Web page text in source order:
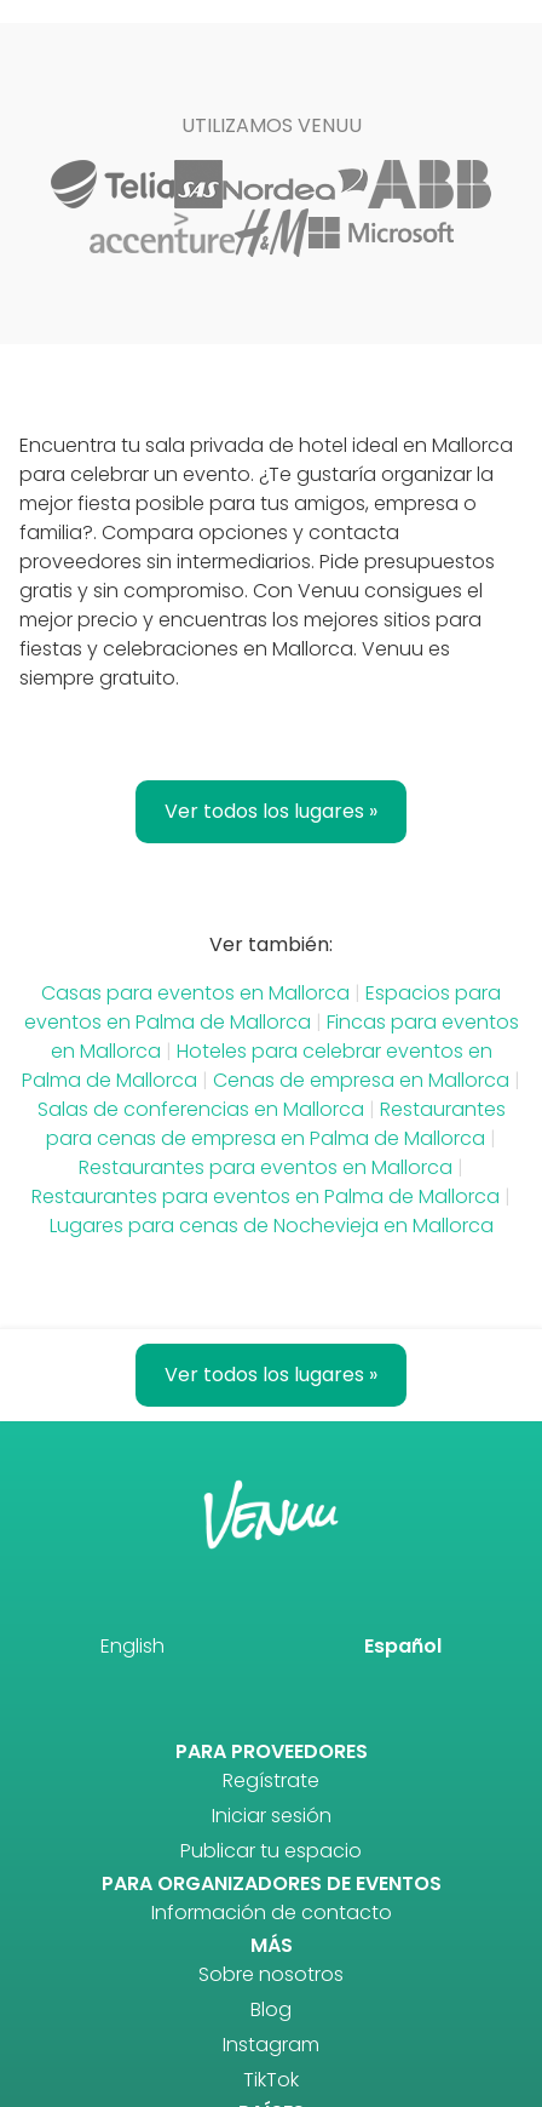
UTILIZAMOS VENUU
Encuentra tu sala privada de hotel ideal en Mallorca
para celebrar un evento. ¿Te gustaría organizar la
mejor fiesta posible para tus amigos, empresa o
familia?. Compara opciones y contacta
proveedores sin intermediarios. Pide presupuestos
gratis y sin compromiso. Con Venuu consigues el
mejor precio y encuentras los mejores sitios para
fiestas y celebraciones en Mallorca. Venuu es
siempre gratuito.
Ver todos los lugares »
Ver también:
Casas para eventos en Mallorca | Espacios para
eventos en Palma de Mallorca | Fincas para eventos
en Mallorca | Hoteles para celebrar eventos en
Palma de Mallorca | Cenas de empresa en Mallorca |
Salas de conferencias en Mallorca | Restaurantes
para cenas de empresa en Palma de Mallorca |
Restaurantes para eventos en Mallorca |
Restaurantes para eventos en Palma de Mallorca |
Lugares para cenas de Nochevieja en Mallorca
Ver todos los lugares »
English Español
PARA PROVEEDORES
Regístrate
Iniciar sesión
Publicar tu espacio
PARA ORGANIZADORES DE EVENTOS
Información de contacto
MÁS
Sobre nosotros
Blog
Instagram
TikTok